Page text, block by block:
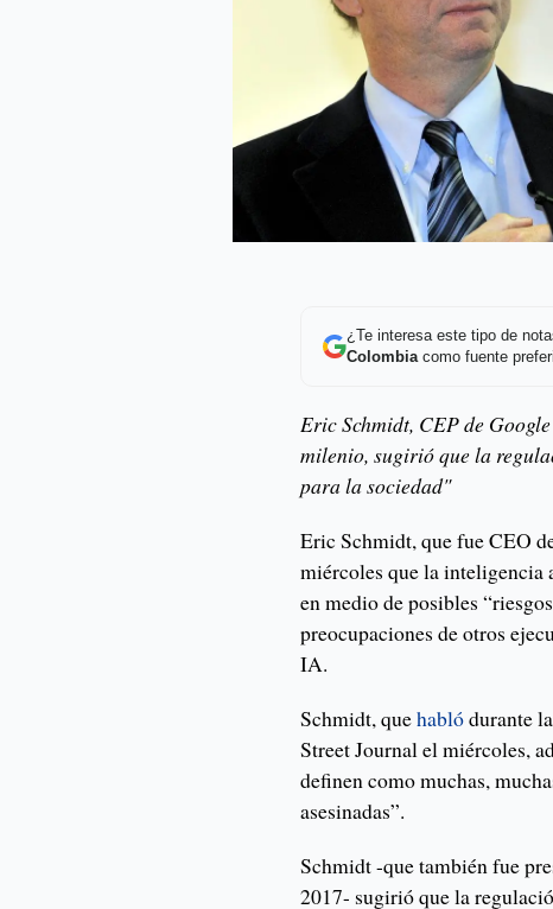
¿Te interesa este tipo de
Colombiacomo fuente
Eric Schmidt, CEP de
milenio, sugirió que la
para la sociedad"
Eric Schmidt, que fue CEO
miércoles que la inteligencia
en medio de posibles
preocupaciones de otros
IA.
Schmidt, quehablódurante
Street Journal el miércoles,
definen como muchas,
asesinadas”.
Schmidt -que también fue
2017- sugirió que la